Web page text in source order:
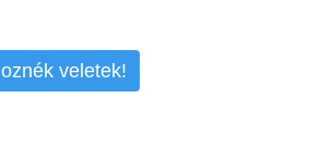
veletek!